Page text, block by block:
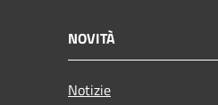
NOVITÀ
Notizie